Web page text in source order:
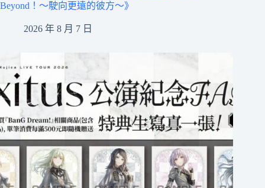
Beyond！～駛向更遠的彼方～》
2026 年 8 月 7 日